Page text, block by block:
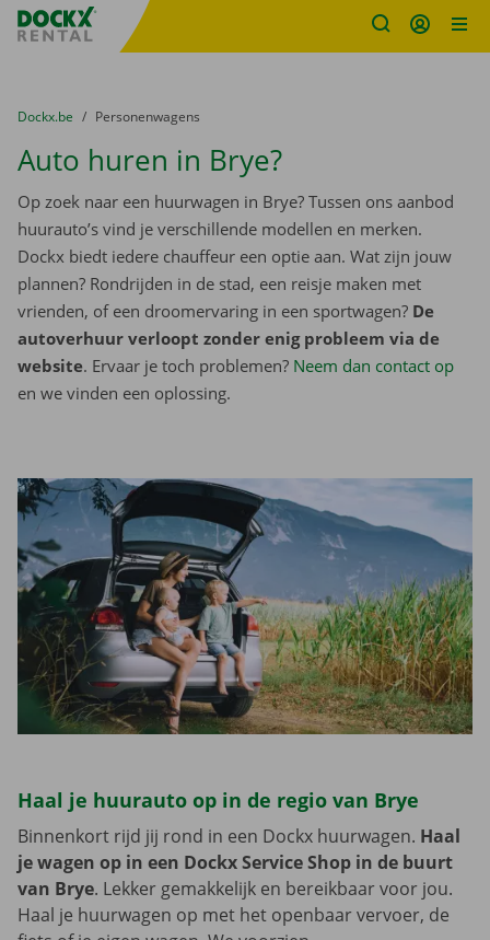
Fratello DEMO
U bevindt zich hier:
van
Dockx.be naar
Personenwagens
Auto huren in Brye?
Op zoek naar een huurwagen in Brye? Tussen ons aanbod
huurauto’s vind je verschillende modellen en merken.
Dockx biedt iedere chauffeur een optie aan. Wat zijn jouw
plannen? Rondrijden in de stad, een reisje maken met
vrienden, of een droomervaring in een sportwagen? De
autoverhuur verloopt zonder enig probleem via de
website. Ervaar je toch problemen? Neem dan contact op
en we vinden een oplossing.
Haal je huurauto op in de regio van Brye
Binnenkort rijd jij rond in een Dockx huurwagen. Haal
je wagen op in een Dockx Service Shop in de buurt
van Brye. Lekker gemakkelijk en bereikbaar voor jou.
Haal je huurwagen op met het openbaar vervoer, de